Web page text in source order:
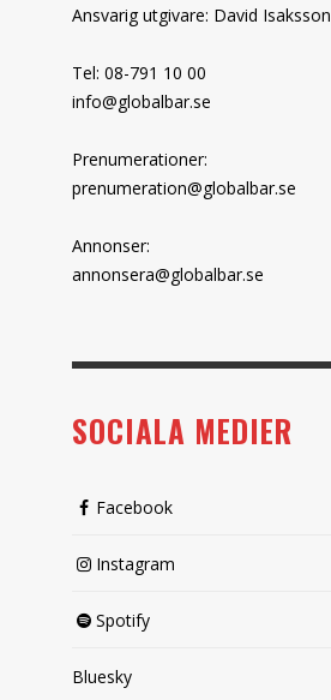
Ansvarig utgivare: David Isaksson
Tel: 08-791 10 00
info@globalbar.se
Prenumerationer:
prenumeration@globalbar.se
Annonser:
annonsera@globalbar.se
SOCIALA MEDIER
Facebook
Instagram
Spotify
Bluesky